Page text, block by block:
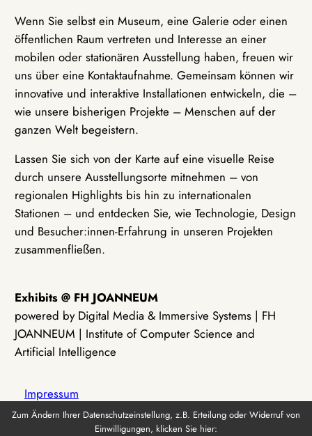
Wenn Sie selbst ein Museum, eine Galerie oder einen
öffentlichen Raum vertreten und Interesse an einer
mobilen oder stationären Ausstellung haben, freuen wir
uns über eine Kontaktaufnahme. Gemeinsam können wir
innovative und interaktive Installationen entwickeln, die –
wie unsere bisherigen Projekte – Menschen auf der
ganzen Welt begeistern.
Lassen Sie sich von der Karte auf eine visuelle Reise
durch unsere Ausstellungsorte mitnehmen – von
regionalen Highlights bis hin zu internationalen
Stationen – und entdecken Sie, wie Technologie, Design
und Besucher:innen-Erfahrung in unseren Projekten
zusammenfließen.
Exhibits @ FH JOANNEUM
powered by Digital Media & Immersive Systems | FH
JOANNEUM | Institute of Computer Science and
Artificial Intelligence
Impressum
Zum Ändern Ihrer Datenschutzeinstellung, z.B. Erteilung oder Widerruf von
Einwilligungen, klicken Sie hier: